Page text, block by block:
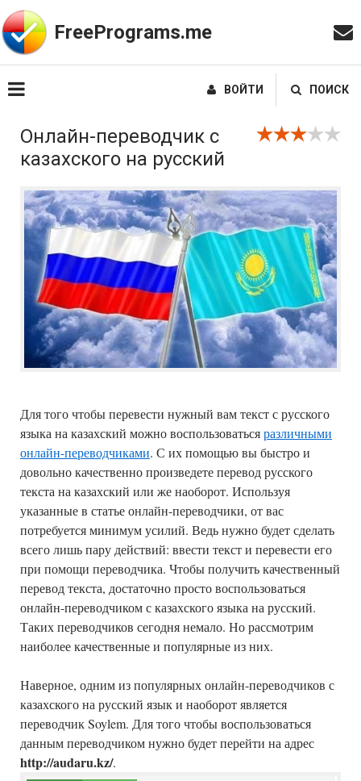
FreePrograms.me
ВОЙТИ ПОИСК
Онлайн-переводчик с
казахского на русский
Для того чтобы перевести нужный вам текст с русского
языка на казахский можно воспользоватьсяразличными
онлайн-переводчиками. С их помощью вы быстро и
довольно качественно произведете перевод русского
текста на казахский или же наоборот. Используя
указанные в статье онлайн-переводчики, от вас
потребуется минимум усилий. Ведь нужно будет сделать
всего лишь пару действий: ввести текст и перевести его
при помощи переводчика. Чтобы получить качественный
перевод текста, достаточно просто воспользоваться
онлайн-переводчиком с казахского языка на русский.
Таких переводчиков сегодня немало. Но рассмотрим
наиболее качественные и популярные из них.
Наверное, одним из популярных онлайн-переводчиков с
казахского на русский язык и наоборот является
переводчик Soylem. Для того чтобы воспользоваться
данным переводчиком нужно будет перейти на адрес
http://audaru.kz/.